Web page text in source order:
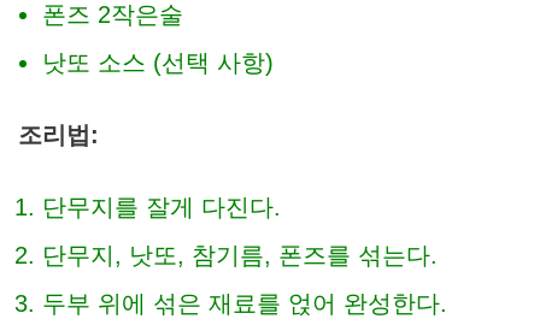
폰즈 2작은술
낫또 소스 (선택 사항)
조리법:
단무지를 잘게 다진다.
단무지, 낫또, 참기름, 폰즈를 섞는다.
두부 위에 섞은 재료를 얹어 완성한다.